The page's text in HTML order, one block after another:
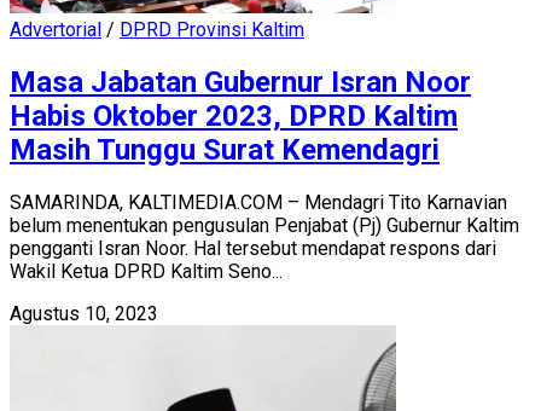
Advertorial / DPRD Provinsi Kaltim
Masa Jabatan Gubernur Isran Noor
Habis Oktober 2023, DPRD Kaltim
Masih Tunggu Surat Kemendagri
SAMARINDA, KALTIMEDIA.COM – Mendagri Tito Karnavian
belum menentukan pengusulan Penjabat (Pj) Gubernur Kaltim
pengganti Isran Noor. Hal tersebut mendapat respons dari
Wakil Ketua DPRD Kaltim Seno...
Agustus 10, 2023